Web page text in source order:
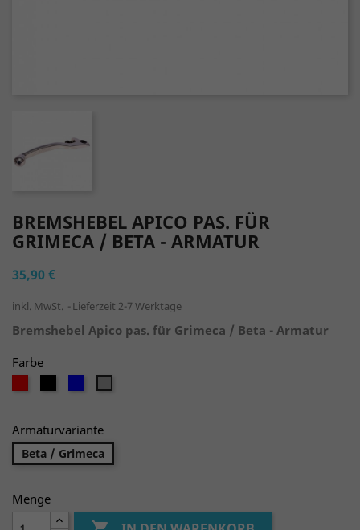
BREMSHEBEL APICO PAS. FÜR
GRIMECA / BETA - ARMATUR
35,90 €
inkl. MwSt. Lieferzeit 2-7 Werktage
Bremshebel Apico pas. für Grimeca / Beta - Armatur
Farbe
Armaturvariante
Beta / Grimeca
Menge